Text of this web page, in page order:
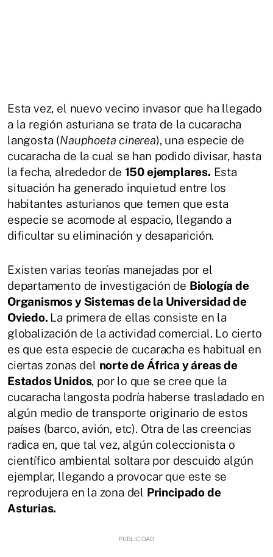
Esta vez, el nuevo vecino invasor que ha llegado
a la región asturiana se trata de la cucaracha
langosta (Nauphoeta cinerea), una especie de
cucaracha de la cual se han podido divisar, hasta
la fecha, alrededor de 150 ejemplares. Esta
situación ha generado inquietud entre los
habitantes asturianos que temen que esta
especie se acomode al espacio, llegando a
dificultar su eliminación y desaparición.
Existen varias teorías manejadas por el
departamento de investigación de Biología de
Organismos y Sistemas de la Universidad de
Oviedo. La primera de ellas consiste en la
globalización de la actividad comercial. Lo cierto
es que esta especie de cucaracha es habitual en
ciertas zonas del norte de África y áreas de
Estados Unidos, por lo que se cree que la
cucaracha langosta podría haberse trasladado en
algún medio de transporte originario de estos
países (barco, avión, etc). Otra de las creencias
radica en, que tal vez, algún coleccionista o
científico ambiental soltara por descuido algún
ejemplar, llegando a provocar que este se
reprodujera en la zona del Principado de
Asturias.